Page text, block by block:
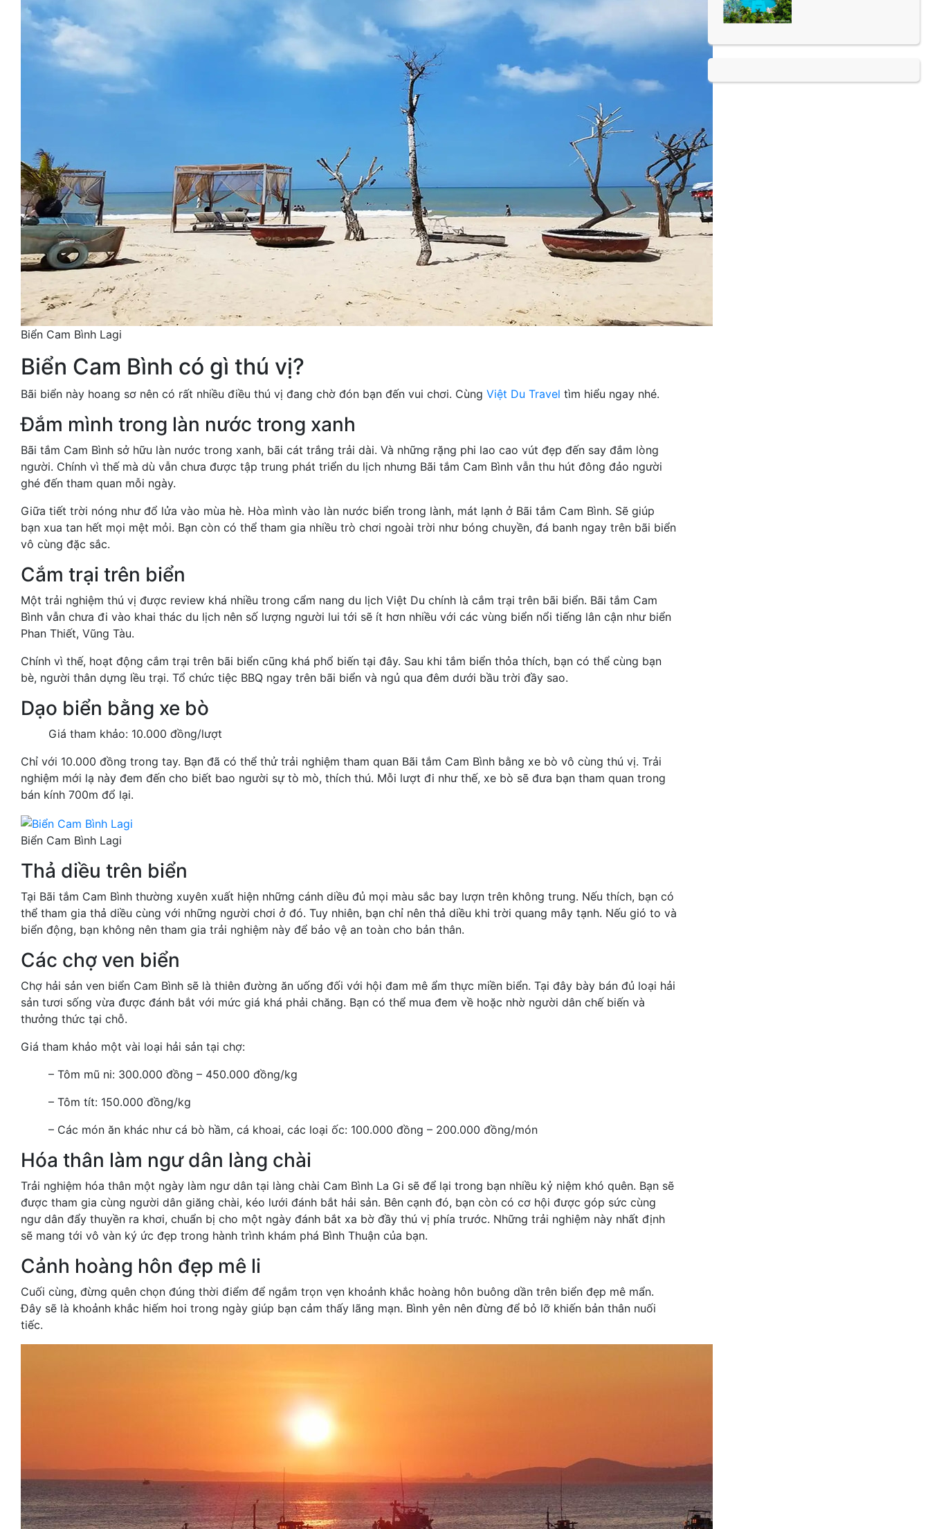
Biển Cam Bình Lagi
Biển Cam Bình có gì thú vị?
Bãi biển này hoang sơ nên có rất nhiều điều thú vị đang chờ đón bạn đến vui chơi. Cùng Việt Du Travel tìm hiểu ngay nhé.
Đắm mình trong làn nước trong xanh
Bãi tắm Cam Bình sở hữu làn nước trong xanh, bãi cát trắng trải dài. Và những rặng phi lao cao vút đẹp đến say đắm lòng
người. Chính vì thế mà dù vẫn chưa được tập trung phát triển du lịch nhưng Bãi tắm Cam Bình vẫn thu hút đông đảo người
ghé đến tham quan mỗi ngày.
Giữa tiết trời nóng như đổ lửa vào mùa hè. Hòa mình vào làn nước biển trong lành, mát lạnh ở Bãi tắm Cam Bình. Sẽ giúp
bạn xua tan hết mọi mệt mỏi. Bạn còn có thể tham gia nhiều trò chơi ngoài trời như bóng chuyền, đá banh ngay trên bãi biển
vô cùng đặc sắc.
Cắm trại trên biển
Một trải nghiệm thú vị được review khá nhiều trong cẩm nang du lịch Việt Du chính là cắm trại trên bãi biển. Bãi tắm Cam
Bình vẫn chưa đi vào khai thác du lịch nên số lượng người lui tới sẽ ít hơn nhiều với các vùng biển nổi tiếng lân cận như biển
Phan Thiết, Vũng Tàu.
Chính vì thế, hoạt động cắm trại trên bãi biển cũng khá phổ biến tại đây. Sau khi tắm biển thỏa thích, bạn có thể cùng bạn
bè, người thân dựng lều trại. Tổ chức tiệc BBQ ngay trên bãi biển và ngủ qua đêm dưới bầu trời đầy sao.
Dạo biển bằng xe bò
Giá tham khảo: 10.000 đồng/lượt
Chỉ với 10.000 đồng trong tay. Bạn đã có thể thử trải nghiệm tham quan Bãi tắm Cam Bình bằng xe bò vô cùng thú vị. Trải
nghiệm mới lạ này đem đến cho biết bao người sự tò mò, thích thú. Mỗi lượt đi như thế, xe bò sẽ đưa bạn tham quan trong
bán kính 700m đổ lại.
Biển Cam Bình Lagi
Thả diều trên biển
Tại Bãi tắm Cam Bình thường xuyên xuất hiện những cánh diều đủ mọi màu sắc bay lượn trên không trung. Nếu thích, bạn có
thể tham gia thả diều cùng với những người chơi ở đó. Tuy nhiên, bạn chỉ nên thả diều khi trời quang mây tạnh. Nếu gió to và
biển động, bạn không nên tham gia trải nghiệm này để bảo vệ an toàn cho bản thân.
Các chợ ven biển
Chợ hải sản ven biển Cam Bình sẽ là thiên đường ăn uống đối với hội đam mê ẩm thực miền biển. Tại đây bày bán đủ loại hải
sản tươi sống vừa được đánh bắt với mức giá khá phải chăng. Bạn có thể mua đem về hoặc nhờ người dân chế biến và
thưởng thức tại chỗ.
Giá tham khảo một vài loại hải sản tại chợ:
– Tôm mũ ni: 300.000 đồng – 450.000 đồng/kg
– Tôm tít: 150.000 đồng/kg
– Các món ăn khác như cá bò hầm, cá khoai, các loại ốc: 100.000 đồng – 200.000 đồng/món
Hóa thân làm ngư dân làng chài
Trải nghiệm hóa thân một ngày làm ngư dân tại làng chài Cam Bình La Gi sẽ để lại trong bạn nhiều kỷ niệm khó quên. Bạn sẽ
được tham gia cùng người dân giăng chài, kéo lưới đánh bắt hải sản. Bên cạnh đó, bạn còn có cơ hội được góp sức cùng
ngư dân đẩy thuyền ra khơi, chuẩn bị cho một ngày đánh bắt xa bờ đầy thú vị phía trước. Những trải nghiệm này nhất định
sẽ mang tới vô vàn ký ức đẹp trong hành trình khám phá Bình Thuận của bạn.
Cảnh hoàng hôn đẹp mê li
Cuối cùng, đừng quên chọn đúng thời điểm để ngắm trọn vẹn khoảnh khắc hoàng hôn buông dần trên biển đẹp mê mẩn.
Đây sẽ là khoảnh khắc hiếm hoi trong ngày giúp bạn cảm thấy lãng mạn. Bình yên nên đừng để bỏ lỡ khiến bản thân nuối
tiếc.